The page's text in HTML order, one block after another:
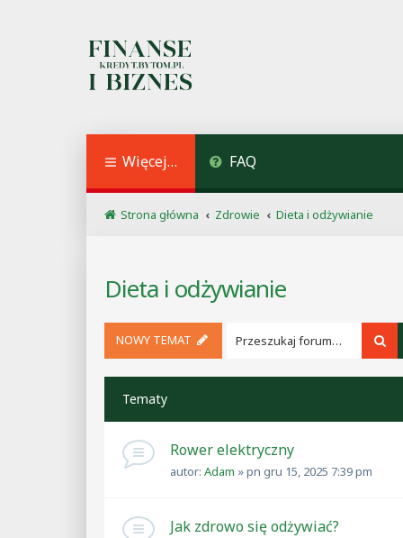
Więcej… FAQ
Strona główna Zdrowie Dieta i odżywianie
Dieta i odżywianie
NOWY TEMAT
Tematy
Rower elektryczny
autor: Adam »pn gru 15, 2025 7:39 pm
Jak zdrowo się odżywiać?